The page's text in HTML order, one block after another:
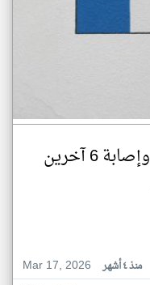
مقتل جندي فرنسي وإصابة 6 آخرين
Mar 17, 2026
منذ ٤ أشهر